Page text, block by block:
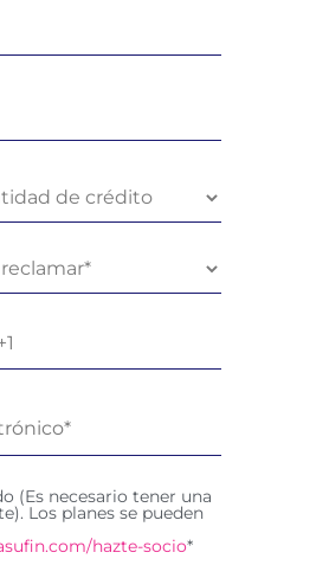
(Es necesario tener una
Los planes se pueden
hazte-socio*